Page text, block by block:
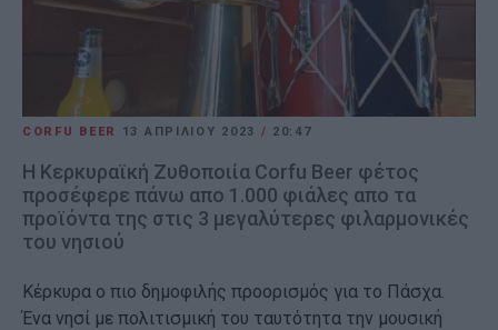
CORFU BEER 13 ΑΠΡΙΛΊΟΥ 2023 / 20:47
Η Κερκυραϊκή Ζυθοποιία Corfu Beer φέτος
προσέφερε πάνω απο 1.000 φιάλες απο τα
προϊόντα της στις 3 μεγαλύτερες φιλαρμονικές
του νησιού
Κέρκυρα ο πιο δημοφιλής προορισμός για το Πάσχα.
Ένα νησί με πολιτισμική του ταυτότητα την μουσική